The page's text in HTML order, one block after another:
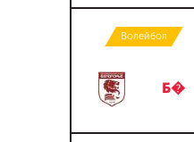
Волейбол
Б�